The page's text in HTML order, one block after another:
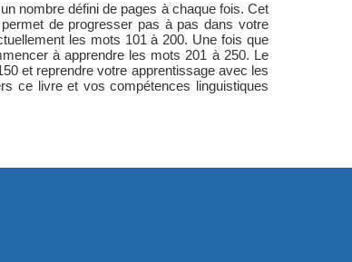
nombre défini de pages à chaque fois. Cet
de progresser pas à pas dans votre
les mots 101 à 200. Une fois que
à apprendre les mots 201 à 250. Le
et reprendre votre apprentissage avec les
ce livre et vos compétences linguistiques